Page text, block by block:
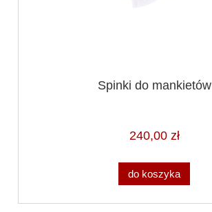
Spinki do mankietów
240,00 zł
do koszyka